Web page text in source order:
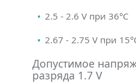
2.5 - 2.6 V при 36°С
2.67 - 2.75 V при
Допустимое
разряда 1.7 V